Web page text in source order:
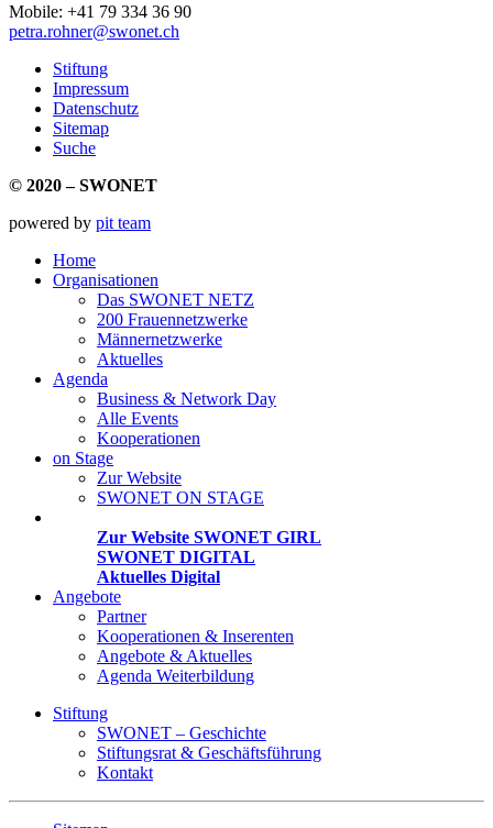
Mobile: +41 79 334 36 90
petra.rohner@swonet.ch
Stiftung
Impressum
Datenschutz
Sitemap
Suche
© 2020 – SWONET
powered by pit team
Home
Organisationen
Das SWONET NETZ
200 Frauen­netzwerke
Männernetzwerke
Aktuelles
Agenda
Business & Network Day
Alle Events
Kooperationen
on Stage
Zur Website
SWONET ON STAGE
Zur Website SWONET GIRL
SWONET DIGITAL
Aktuelles Digital
Angebote
Partner
Kooperationen & Inserenten
Angebote & Aktuelles
Agenda Weiterbildung
Stiftung
SWONET – Geschichte
Stiftungsrat & Geschäftsführung
Kontakt